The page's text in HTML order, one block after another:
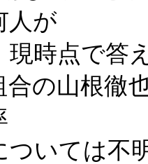
人が
現時点で答
の山根徹
ついては不